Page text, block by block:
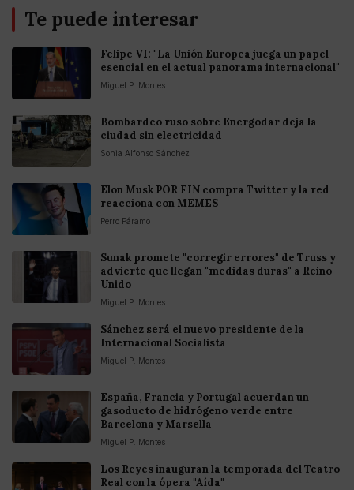
Te puede interesar
Felipe VI: "La Unión Europea juega un papel
esencial en el actual panorama internacional"
Miguel P. Montes
Bombardeo ruso sobre Energodar deja la
ciudad sin electricidad
Sonia Alfonso Sánchez
Elon Musk POR FIN compra Twitter y la red
reacciona con MEMES
Perro Páramo
Sunak promete "corregir errores" de Truss y
advierte que llegan "medidas duras" a Reino
Unido
Miguel P. Montes
Sánchez será el nuevo presidente de la
Internacional Socialista
Miguel P. Montes
España, Francia y Portugal acuerdan un
gasoducto de hidrógeno verde entre
Barcelona y Marsella
Miguel P. Montes
Los Reyes inauguran la temporada del Teatro
Real con la ópera "Aída"